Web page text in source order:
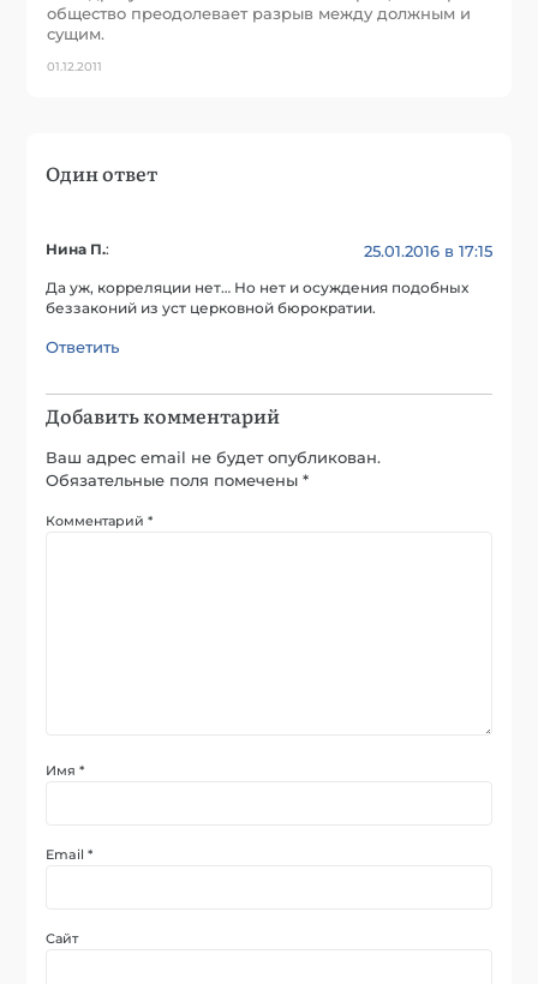
общество преодолевает разрыв между должным и
сущим.
01.12.2011
Один ответ
Нина П.: 25.01.2016 в 17:15
Да уж, корреляции нет… Но нет и осуждения подобных
беззаконий из уст церковной бюрократии.
Ответить
Добавить комментарий
Ваш адрес email не будет опубликован.
Обязательные поля помечены*
Комментарий*
Имя*
Email*
Сайт